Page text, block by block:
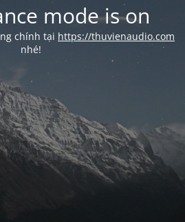
mode is on
chính tại https://thuvienaudio.com
nhé!